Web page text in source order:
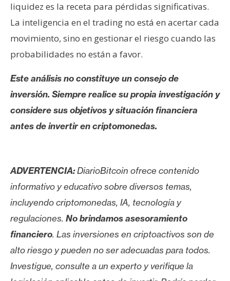
liquidez es la receta para pérdidas significativas.
La inteligencia en el trading no está en acertar cada
movimiento, sino en gestionar el riesgo cuando las
probabilidades no están a favor.
Este análisis no constituye un consejo de
inversión. Siempre realice su propia investigación y
considere sus objetivos y situación financiera
antes de invertir en criptomonedas.
ADVERTENCIA:DiarioBitcoin ofrece contenido
informativo y educativo sobre diversos temas,
incluyendo criptomonedas, IA, tecnología y
regulaciones. No brindamos asesoramiento
financiero. Las inversiones en criptoactivos son de
alto riesgo y pueden no ser adecuadas para todos.
Investigue, consulte a un experto y verifique la